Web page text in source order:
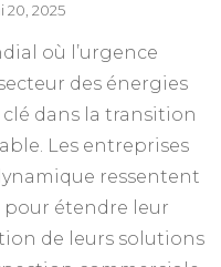
20, 2025
où l’urgence
des énergies
dans la transition
Les entreprises
ressentent
pour étendre leur
de leurs solutions